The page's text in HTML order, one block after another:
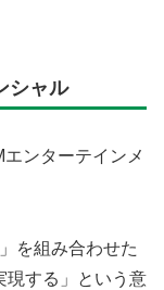
シャル
ンターテインメ
を組み合わせた
現する」という意